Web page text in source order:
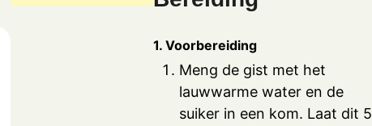
1. Voorbereiding
Meng de gist met het
lauwwarme water en de
suiker in een kom. Laat dit 5